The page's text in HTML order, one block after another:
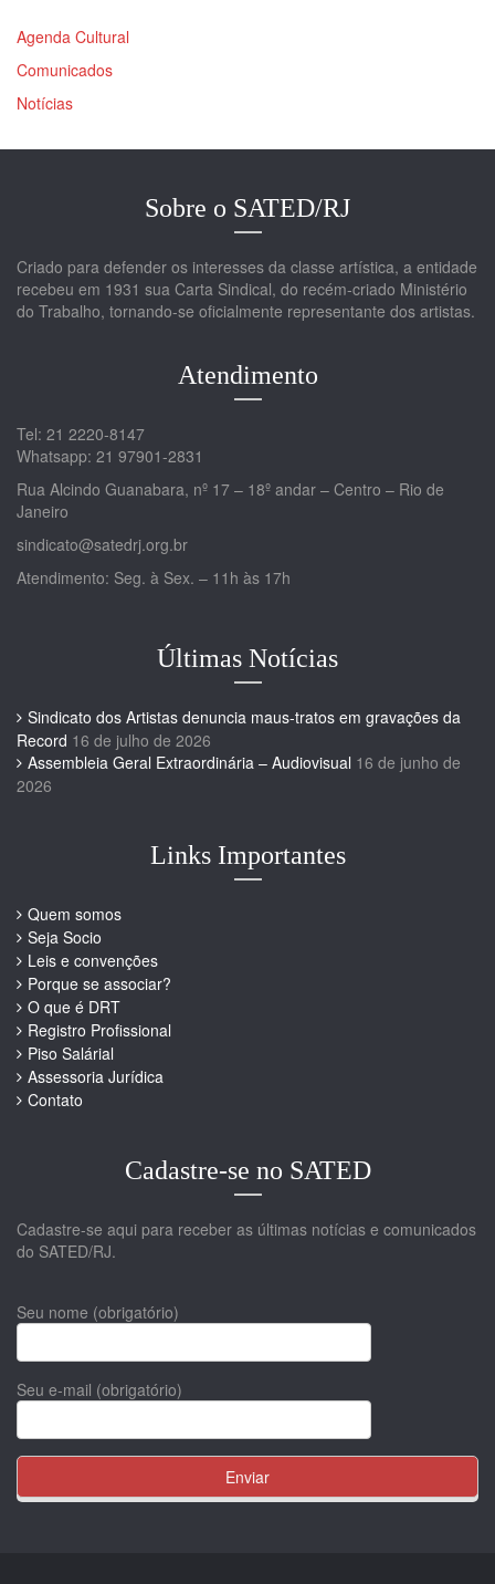
Agenda Cultural
Comunicados
Notícias
Sobre o SATED/RJ
Criado para defender os interesses da classe artística, a entidade
recebeu em 1931 sua Carta Sindical, do recém-criado Ministério
do Trabalho, tornando-se oficialmente representante dos artistas.
Atendimento
Tel: 21 2220-8147
Whatsapp: 21 97901-2831
Rua Alcindo Guanabara, nº 17 – 18º andar – Centro – Rio de
Janeiro
sindicato@satedrj.org.br
Atendimento: Seg. à Sex. – 11h às 17h
Últimas Notícias
Sindicato dos Artistas denuncia maus-tratos em gravações da
Record 16 de julho de 2026
Assembleia Geral Extraordinária – Audiovisual 16 de junho de
2026
Links Importantes
Quem somos
Seja Socio
Leis e convenções
Porque se associar?
O que é DRT
Registro Profissional
Piso Salárial
Assessoria Jurídica
Contato
Cadastre-se no SATED
Cadastre-se aqui para receber as últimas notícias e comunicados
do SATED/RJ.
Seu nome (obrigatório)
Seu e-mail (obrigatório)